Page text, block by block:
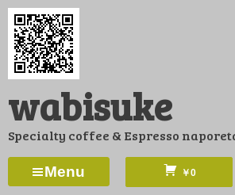
コ
ン
ツ
ス
ッ
wabisuke
Specialty coffee & Espresso
Menu ￥0